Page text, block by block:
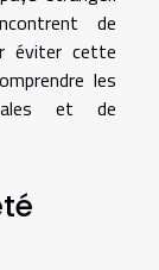
de
éviter cette
les
et de